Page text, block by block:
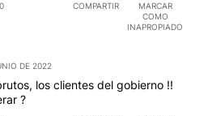
0 COMPARTIR
MARCAR
COMO
INAPROPIADO
DE 2022
los clientes del gobierno !!
?